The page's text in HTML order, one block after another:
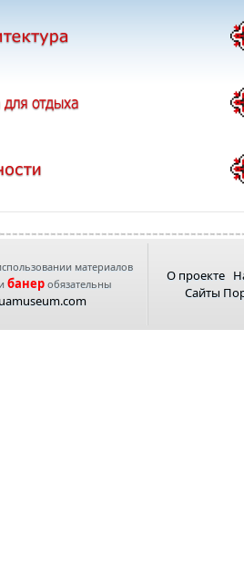
материалов
банеробязательны
О проекте
Сайты